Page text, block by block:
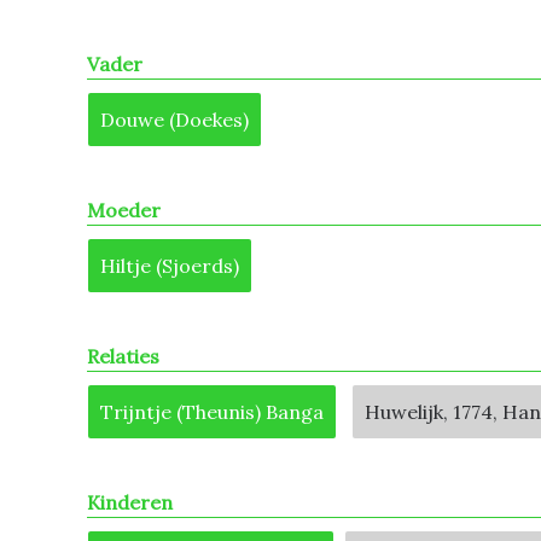
Vader
Douwe (Doekes)
Moeder
Hiltje (Sjoerds)
Relaties
Trijntje (Theunis) Banga Huwelijk, 1774,
Kinderen